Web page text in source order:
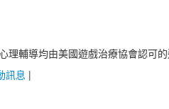
理輔導均由美國遊戲治療協會認可
訊息 |